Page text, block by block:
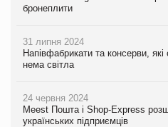
бронеплити
31 липня 2024
Напівфабрикати та консерви,
нема світла
24 червня 2024
Meest Пошта і Shop-Express
українських підприємців